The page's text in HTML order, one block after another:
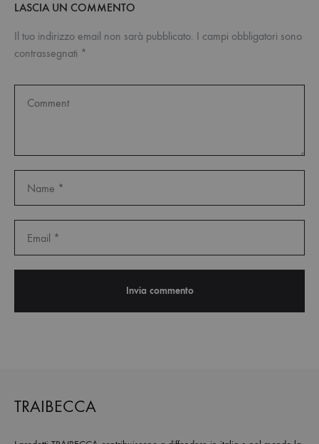
LASCIA UN COMMENTO
Il tuo indirizzo email non sarà pubblicato. I campi obbligatori sono
contrassegnati *
TRAIBECCA